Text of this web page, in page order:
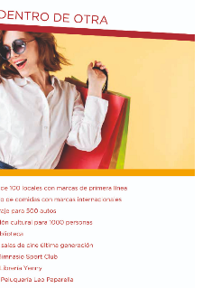
de la UNESCO
a los reclamos que
realizando desde el
su expectativa de que el
a una revisión más
antes de que las
de Viedma
la manifestación de
y políticas en las
grupo de manifestantes
otros objetos contundentes
federales de seguridad
se rompieron baldosas y
como proyectiles. También
edilicias y en
solicitó al juzgado
fílmicos de los